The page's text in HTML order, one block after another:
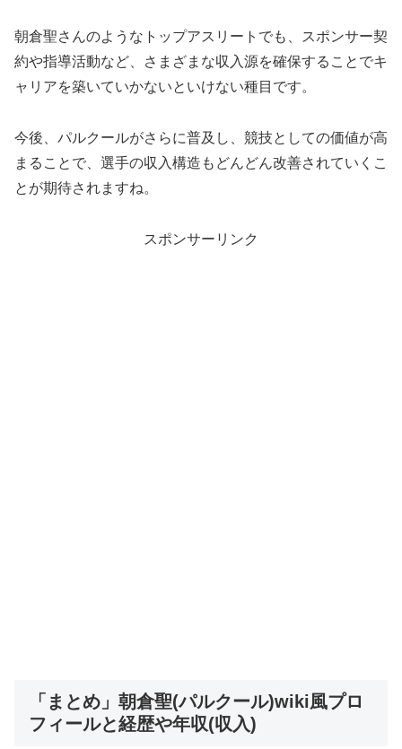
朝倉聖さんのようなトップアスリートでも、スポンサー契
約や指導活動など、さまざまな収入源を確保することでキ
ャリアを築いていかないといけない種目です。​
今後、パルクールがさらに普及し、競技としての価値が高
まることで、選手の収入構造もどんどん改善されていくこ
とが期待されますね。
スポンサーリンク
「まとめ」朝倉聖(パルクール)wiki風プロ
フィールと経歴や年収(収入)